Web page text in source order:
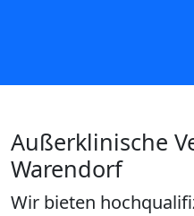
Außerklinische
Warendorf
Wir bieten